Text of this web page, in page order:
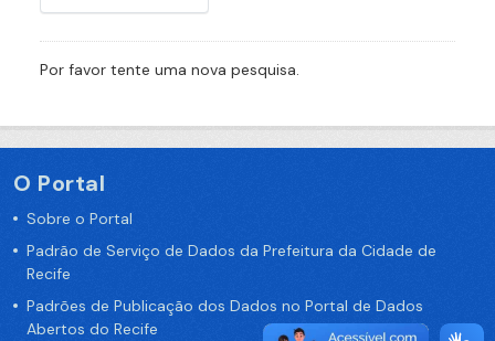
Por favor tente uma nova pesquisa.
O Portal
Sobre o Portal
Padrão de Serviço de Dados da Prefeitura da Cidade de
Recife
Padrões de Publicação dos Dados no Portal de Dados
Abertos do Recife